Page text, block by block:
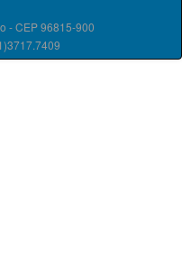
- CEP 96815-900